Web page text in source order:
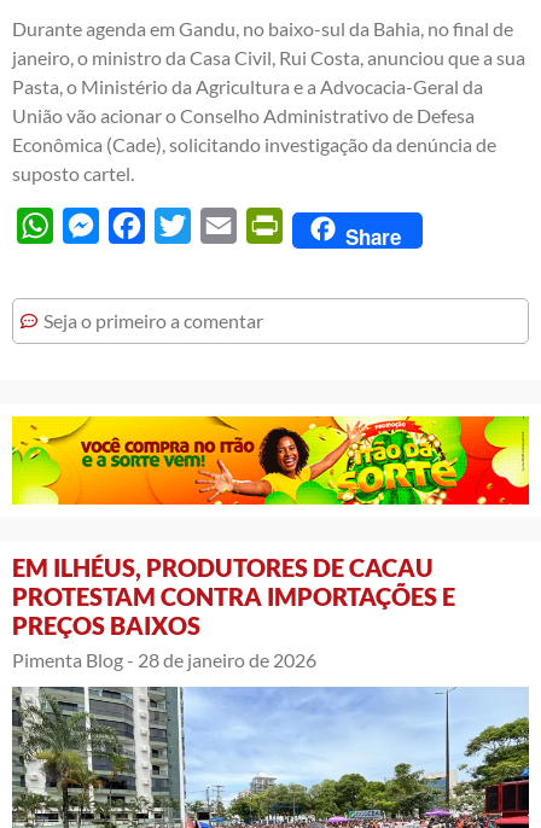
Durante agenda em Gandu, no baixo-sul da Bahia, no final de
janeiro, o ministro da Casa Civil, Rui Costa, anunciou que a sua
Pasta, o Ministério da Agricultura e a Advocacia-Geral da
União vão acionar o Conselho Administrativo de Defesa
Econômica (Cade), solicitando investigação da denúncia de
suposto cartel.
WhatsAppMessengerFacebook
Twitter Email PrintFriendly
Share
Seja o primeiro a comentar
EM ILHÉUS, PRODUTORES DE CACAU
PROTESTAM CONTRA IMPORTAÇÕES E
PREÇOS BAIXOS
Pimenta Blog - 28 de janeiro de 2026